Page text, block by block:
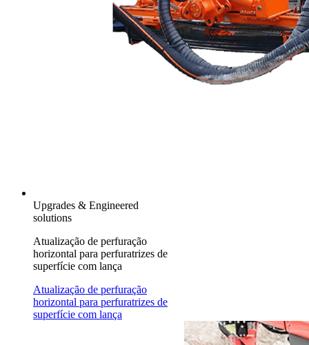
Upgrades & Engineered
solutions
Atualização de perfuração
horizontal para perfuratrizes de
superfície com lança
Atualização de perfuração
horizontal para perfuratrizes de
superfície com lança